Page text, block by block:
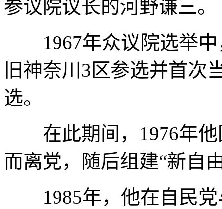
参议院议长的河野谦三。
1967年众议院选举中
旧神奈川3区参选并首次
选。
在此期间，1976年他
而离党，随后组建“新自
1985年，他在自民党